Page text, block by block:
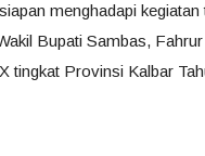
menghadapi
Bupati Sambas,
tingkat Provinsi Kalbar